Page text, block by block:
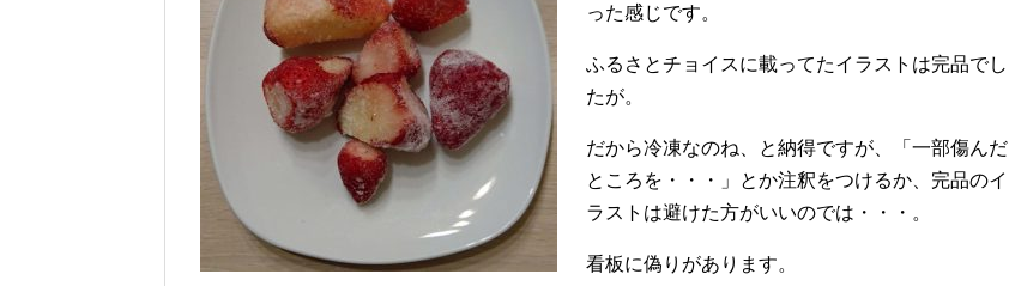
った感じです。
ふるさとチョイスに載ってたイラストは完品でし
たが。
だから冷凍なのね、と納得ですが、「一部傷んだ
ところを・・・」とか注釈をつけるか、完品のイ
ラストは避けた方がいいのでは・・・。
看板に偽りがあります。